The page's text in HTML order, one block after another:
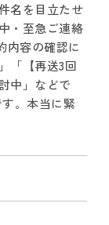
名を目立たせ
・至急ご連絡
容の確認に
「【再送3回
中」などで
。本当に緊